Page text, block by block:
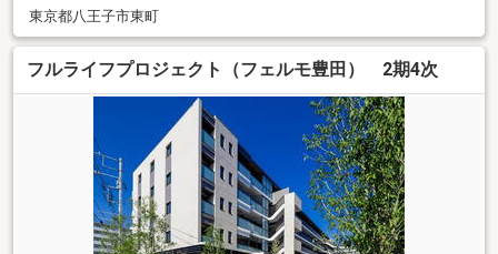
東京都八王子市東町
フルライフプロジェクト（フェルモ豊田） 2期4次